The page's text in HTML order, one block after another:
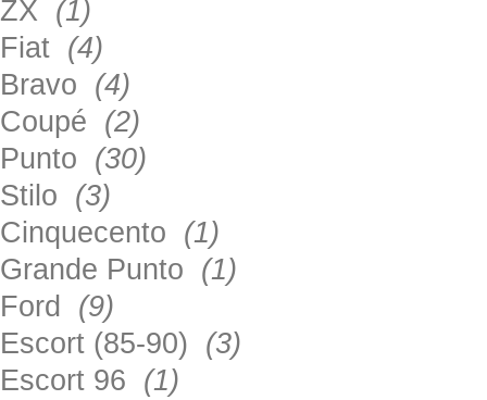
ZX (1)
Fiat (4)
Bravo (4)
Coupé (2)
Punto (30)
Stilo (3)
Cinquecento (1)
Grande Punto (1)
Ford (9)
Escort (85-90) (3)
Escort 96 (1)